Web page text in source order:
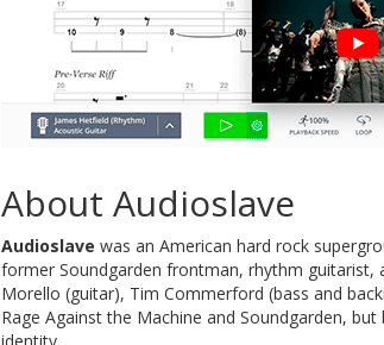
About Audioslave
Audioslave was an American hard rock
former Soundgarden frontman, rhythm guitarist,
Morello (guitar), Tim Commerford (bass and
Rage Against the Machine and Soundgarden,